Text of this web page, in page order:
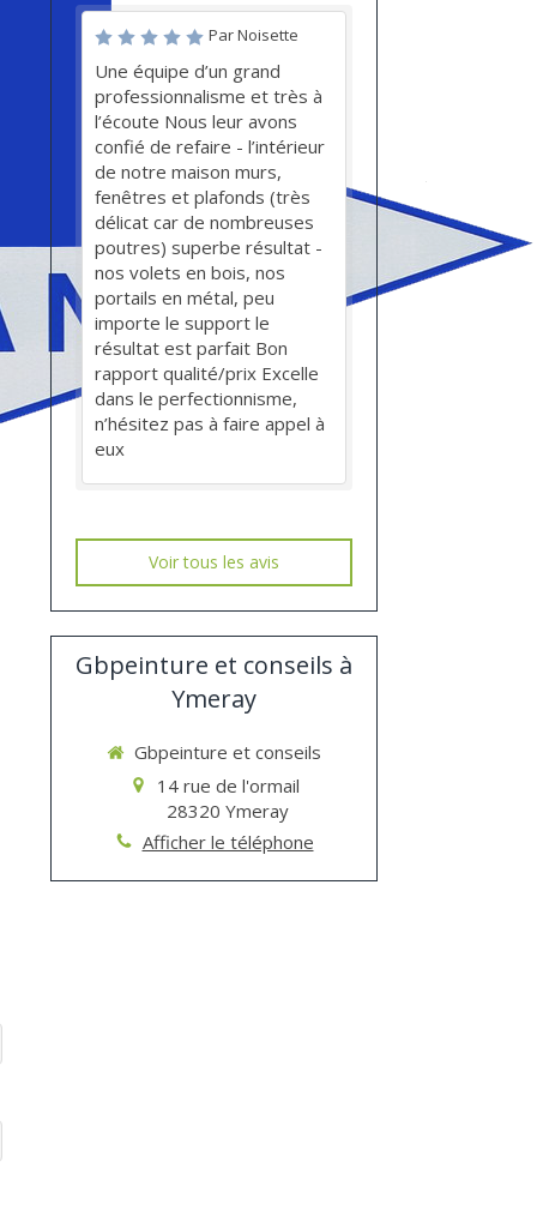
Par Noisette
Une équipe d’un grand
professionnalisme et très à
l’écoute Nous leur avons
confié de refaire - l’intérieur
de notre maison murs,
fenêtres et plafonds (très
délicat car de nombreuses
poutres) superbe résultat -
nos volets en bois, nos
portails en métal, peu
importe le support le
résultat est parfait Bon
rapport qualité/prix Excelle
dans le perfectionnisme,
n’hésitez pas à faire appel à
eux
Voir tous les avis
Gbpeinture et conseils à
Ymeray
Gbpeinture et conseils
14 rue de l'ormail
28320 Ymeray
Afficher le téléphone